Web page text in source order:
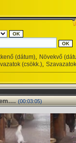
(dátum), Növekvő
(csökk.),
(00:03:05)